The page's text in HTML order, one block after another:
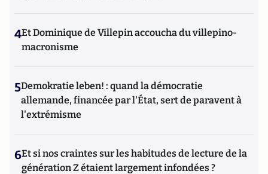
4Et Dominique de Villepin accoucha du villepino-
macronisme
5Demokratie leben! : quand la démocratie
allemande, financée par l'État, sert de paravent à
l'extrémisme
6Et si nos craintes sur les habitudes de lecture de la
génération Z étaient largement infondées ?